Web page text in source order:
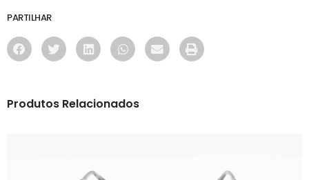
PARTILHAR
Produtos Relacionados